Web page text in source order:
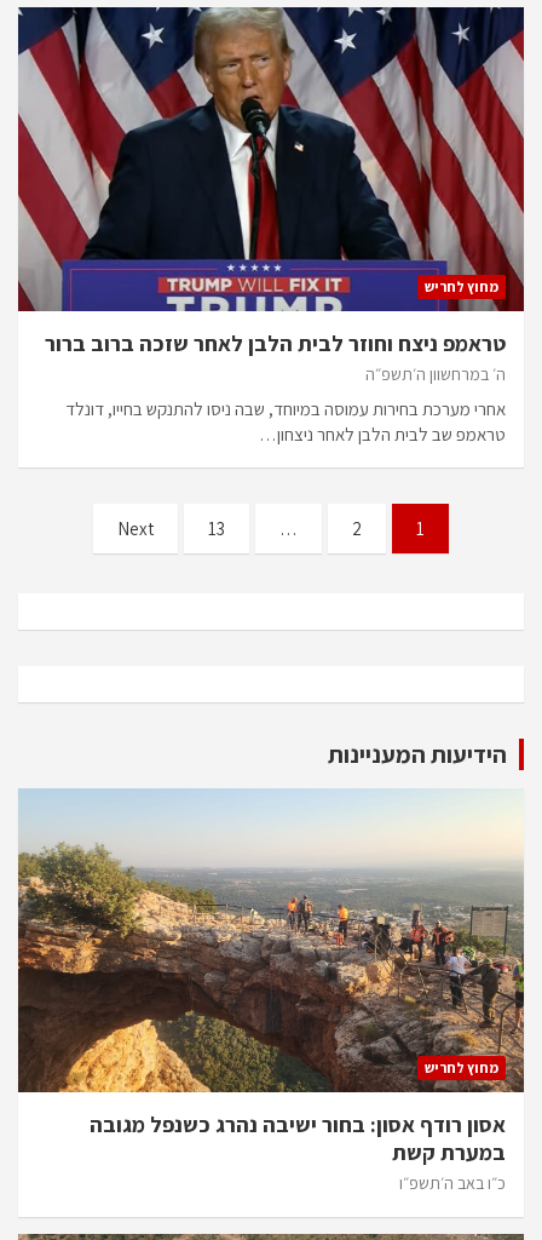
מחוץ לחריש
טראמפ ניצח וחוזר לבית הלבן לאחר שזכה ברוב ברור
ה׳ במרחשוון ה׳תשפ״ה
אחרי מערכת בחירות עמוסה במיוחד, שבה ניסו להתנקש בחייו, דונלד
טראמפ שב לבית הלבן לאחר ניצחון…
pagination
1
2
…
13
Next
הידיעות המעניינות
מחוץ לחריש
אסון רודף אסון: בחור ישיבה נהרג כשנפל מגובה
במערת קשת
כ״ו באב ה׳תשפ״ו